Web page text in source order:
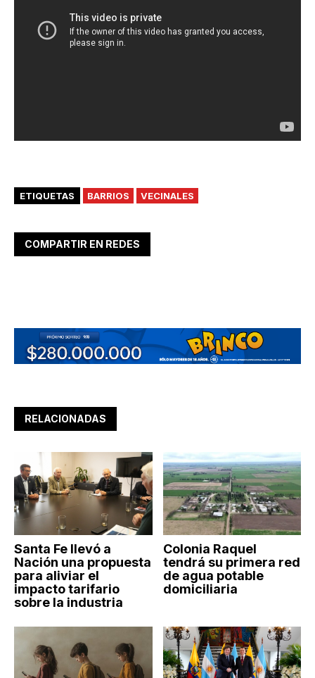
ETIQUETAS BARRIOS VECINALES
COMPARTIR EN REDES
RELACIONADAS
Santa Fe llevó a
Nación una propuesta
para aliviar el
impacto tarifario
sobre la industria
Colonia Raquel
tendrá su primera red
de agua potable
domiciliaria